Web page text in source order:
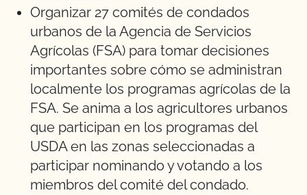
Organizar 27 comités de condados
urbanos de la Agencia de Servicios
Agrícolas (FSA) para tomar decisiones
importantes sobre cómo se administran
localmente los programas agrícolas de la
FSA. Se anima a los agricultores urbanos
que participan en los programas del
USDA en las zonas seleccionadas a
participar nominando y votando a los
miembros del comité del condado.